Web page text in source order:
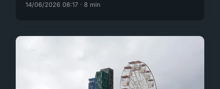
14/06/2026 08:17 · 8 min